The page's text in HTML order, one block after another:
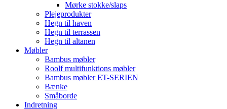
Mørke stokke/slaps
Plejeprodukter
Hegn til haven
Hegn til terrassen
Hegn til altanen
Møbler
Bambus møbler
Roolf multifunktions møbler
Bambus møbler ET-SERIEN
Bænke
Småborde
Indretning